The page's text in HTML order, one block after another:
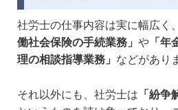
社労士の仕事内容は実に幅広く
働社会保険の手続業務」 や 「年
理の相談指導業務」 などがあり
それ以外にも、社労士は 「紛争